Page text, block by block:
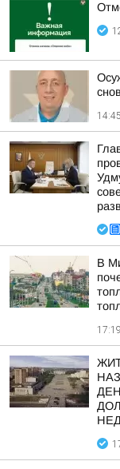
14:45
В
17:19